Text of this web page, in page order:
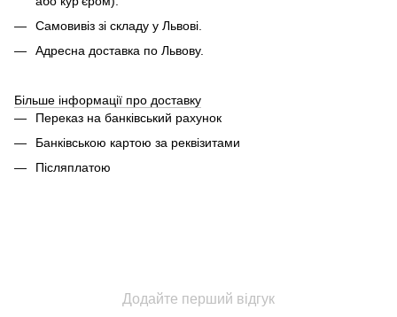
Самовивіз зі складу у Львові.
Адресна доставка по Львову.
Більше інформації про доставку
Переказ на банківський рахунок
Банківською картою за реквізитами
Післяплатою
Додайте перший відгук